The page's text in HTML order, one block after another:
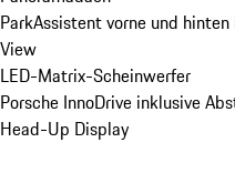
ParkAssistent vorne und
View
LED-Matrix-Scheinwerfer
Porsche InnoDrive inklusive
Head-Up Display